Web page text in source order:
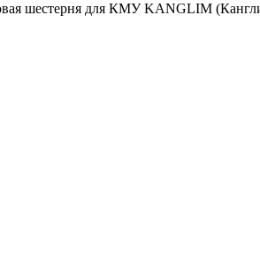
шестерня для КМУ KANGLIM